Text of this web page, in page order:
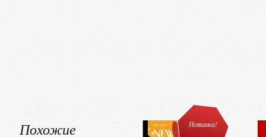
Похожие
Новинка!